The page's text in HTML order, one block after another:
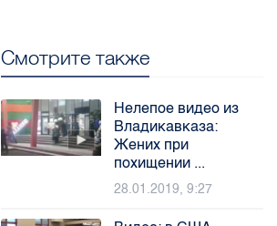
Смотрите также
Нелепое видео из
Владикавказа:
Жених при
похищении ...
28.01.2019, 9:27